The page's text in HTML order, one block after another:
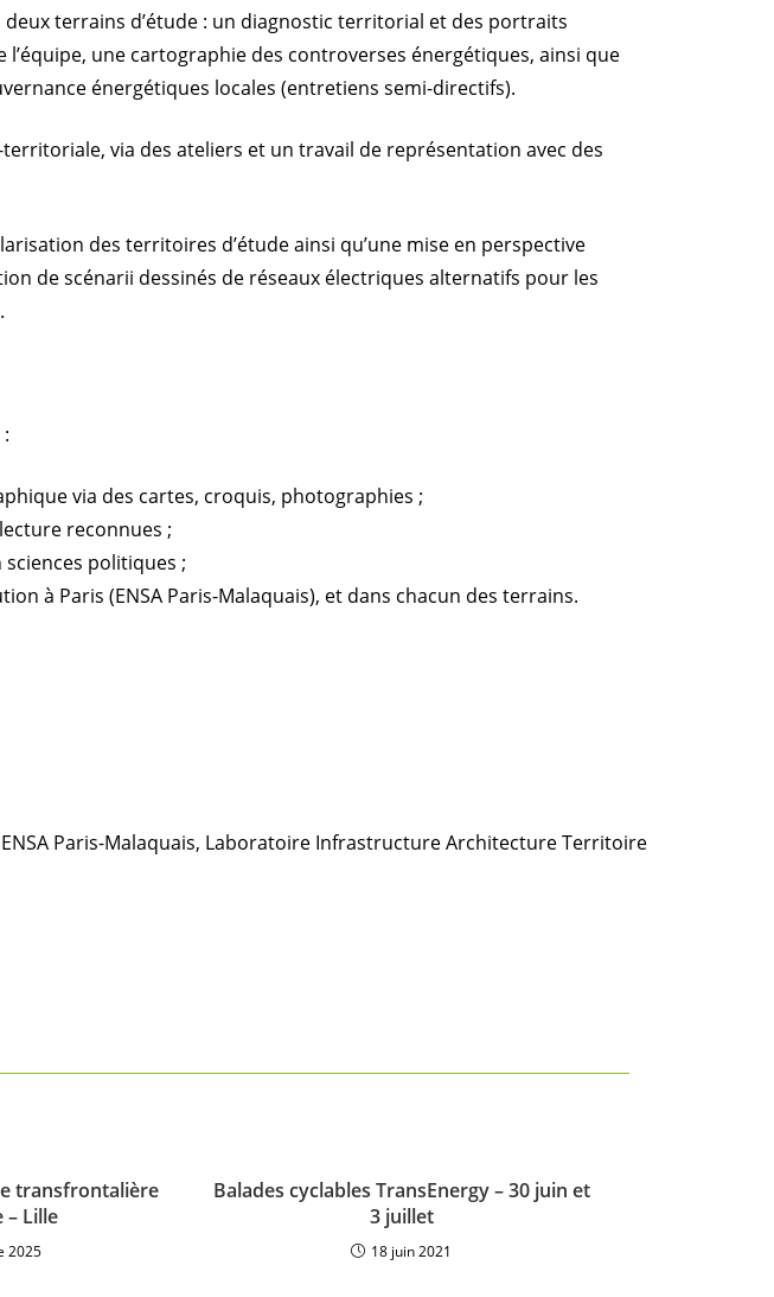
terrains d’étude : un diagnostic territorial et des portraits
une cartographie des controverses énergétiques, ainsi que
énergétiques locales (entretiens semi-directifs).
via des ateliers et un travail de représentation avec des
des territoires d’étude ainsi qu’une mise en perspective
de scénarii dessinés de réseaux électriques alternatifs pour les
via des cartes, croquis, photographies ;
reconnues ;
politiques ;
à Paris (ENSA Paris-Malaquais), et dans chacun des terrains.
Paris-Malaquais, Laboratoire Infrastructure Architecture Territoire
transfrontalière
– Lille
2025
Balades cyclables TransEnergy – 30 juin et
3 juillet
18 juin 2021